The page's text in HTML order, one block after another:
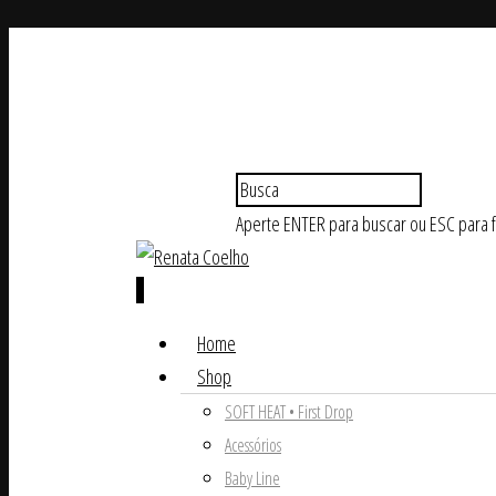
Aperte ENTER para buscar ou ESC para
Home
Shop
SOFT HEAT • First Drop
Acessórios
Baby Line